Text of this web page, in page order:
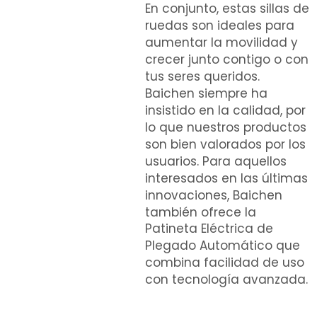
En conjunto, estas sillas de
ruedas son ideales para
aumentar la movilidad y
crecer junto contigo o con
tus seres queridos.
Baichen siempre ha
insistido en la calidad, por
lo que nuestros productos
son bien valorados por los
usuarios. Para aquellos
interesados en las últimas
innovaciones, Baichen
también ofrece la
Patineta Eléctrica de
Plegado Automático que
combina facilidad de uso
con tecnología avanzada.